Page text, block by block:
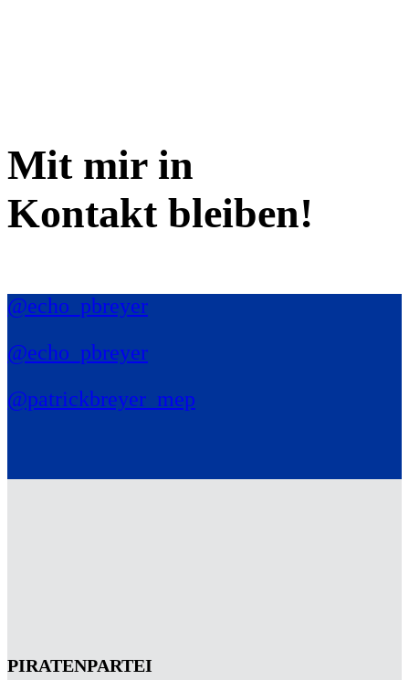
Mit mir in
Kontakt bleiben!
@echo_pbreyer
@echo_pbreyer
@patrickbreyer_mep
PIRATENPARTEI